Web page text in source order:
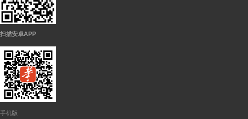
扫描安卓APP
手机版